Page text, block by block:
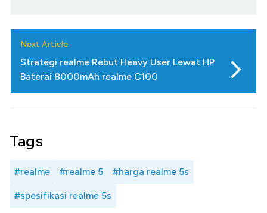
Next Article
Strategi realme Rebut Heavy User Lewat HP
Baterai 8000mAh realme C100
Tags
#realme #realme 5 #harga realme 5s
#spesifikasi realme 5s